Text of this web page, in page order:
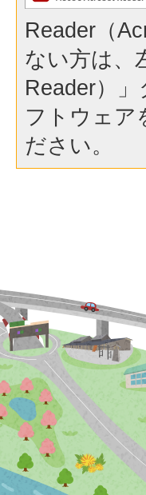
Reader（
ない方は、
Reader）
フトウェア
ださい。